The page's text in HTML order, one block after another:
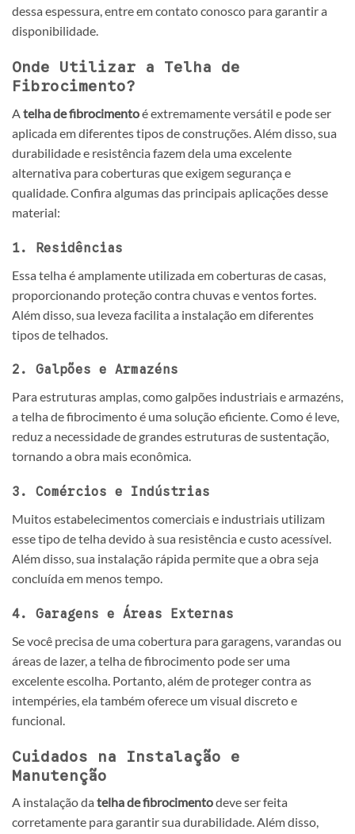
dessa espessura, entre em contato conosco para garantir a
disponibilidade.
Onde Utilizar a Telha de
Fibrocimento?
A telha de fibrocimentoé extremamente versátil e pode ser
aplicada em diferentes tipos de construções. Além disso, sua
durabilidade e resistência fazem dela uma excelente
alternativa para coberturas que exigem segurança e
qualidade. Confira algumas das principais aplicações desse
material:
1. Residências
Essa telha é amplamente utilizada em coberturas de casas,
proporcionando proteção contra chuvas e ventos fortes.
Além disso, sua leveza facilita a instalação em diferentes
tipos de telhados.
2. Galpões e Armazéns
Para estruturas amplas, como galpões industriais e armazéns,
a telha de fibrocimento é uma solução eficiente. Como é leve,
reduz a necessidade de grandes estruturas de sustentação,
tornando a obra mais econômica.
3. Comércios e Indústrias
Muitos estabelecimentos comerciais e industriais utilizam
esse tipo de telha devido à sua resistência e custo acessível.
Além disso, sua instalação rápida permite que a obra seja
concluída em menos tempo.
4. Garagens e Áreas Externas
Se você precisa de uma cobertura para garagens, varandas ou
áreas de lazer, a telha de fibrocimento pode ser uma
excelente escolha. Portanto, além de proteger contra as
intempéries, ela também oferece um visual discreto e
funcional.
Cuidados na Instalação e
Manutenção
A instalação da telha de fibrocimentodeve ser feita
corretamente para garantir sua durabilidade. Além disso,